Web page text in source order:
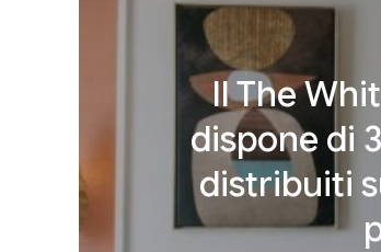
Il The
dispone di
distribuiti